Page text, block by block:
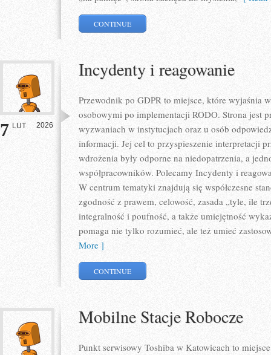
CONTINUE
7 LUT 2026
Incydenty i reagowanie
Przewodnik po GDPR to miejsce, które wyjaśnia
osobowymi po implementacji RODO. Strona jest
wyzwaniach w instytucjach oraz u osób
informacji. Jej cel to przyspieszenie interpretacji
wdrożenia były odporne na niedopatrzenia, a
współpracowników. Polecamy Incydenty i
W centrum tematyki znajdują się współczesne
zgodność z prawem, celowość, zasada „tyle, ile
integralność i poufność, a także umiejętność
pomaga nie tylko rozumieć, ale też umieć
More ]
CONTINUE
Mobilne Stacje Robocze
Punkt serwisowy Toshiba w Katowicach to